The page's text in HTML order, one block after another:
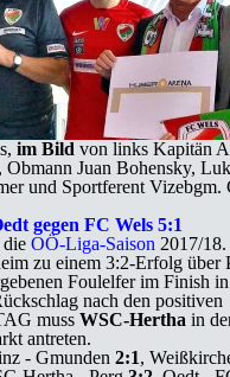
im Bild von links Kapitän
Juan Bohensky,
und Sportferent Vizebgm.
gegen FC Wels 5:1
die OÖ-Liga-Saison 2017/
zu einem 3:2-Erfolg über
Foulelfer im Finish
nach den positiven
muss WSC-Hertha in
antreten.
- Gmunden 2:1,